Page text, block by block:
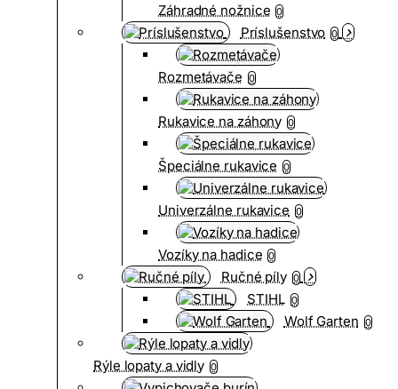
Záhradné nožnice 0
Príslušenstvo 0
Rozmetávače 0
Rukavice na záhony 0
Špeciálne rukavice 0
Univerzálne rukavice 0
Vozíky na hadice 0
Ručné píly 0
STIHL 0
Wolf Garten 0
Rýle lopaty a vidly 0